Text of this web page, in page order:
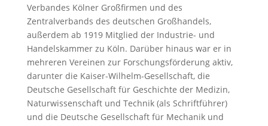
Verbandes Kölner Großfirmen und des
Zentralverbands des deutschen Großhandels,
außerdem ab 1919 Mitglied der Industrie- und
Handelskammer zu Köln. Darüber hinaus war er in
mehreren Vereinen zur Forschungsförderung aktiv,
darunter die Kaiser-Wilhelm-Gesellschaft, die
Deutsche Gesellschaft für Geschichte der Medizin,
Naturwissenschaft und Technik (als Schriftführer)
und die Deutsche Gesellschaft für Mechanik und